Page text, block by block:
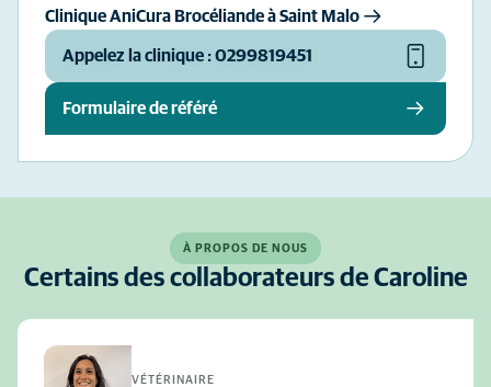
Clinique AniCura Brocéliande à Saint Malo
Appelez la clinique : 0299819451
Formulaire de référé
À PROPOS DE NOUS
Certains des collaborateurs de Caroline
VÉTÉRINAIRE